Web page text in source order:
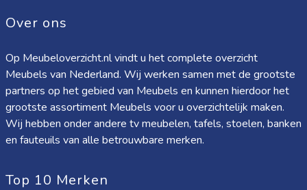
Over ons
Op Meubeloverzicht.nl vindt u het complete overzicht
Meubels van Nederland. Wij werken samen met de grootste
partners op het gebied van Meubels en kunnen hierdoor het
grootste assortiment Meubels voor u overzichtelijk maken.
Wij hebben onder andere tv meubelen, tafels, stoelen, banken
en fauteuils van alle betrouwbare merken.
Top 10 Merken